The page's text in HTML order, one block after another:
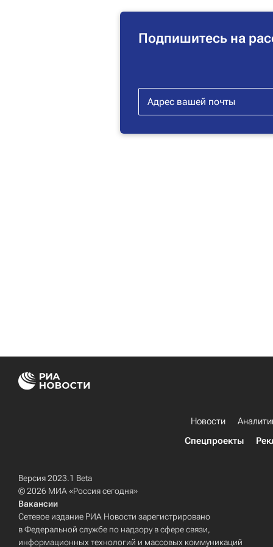
Подпишитесь на
Новости
Спецпроекты
Версия 2023.1 Beta
© 2026 МИА «Россия сегодня»
Вакансии
Сетевое издание РИА Новости зарегистрировано
в Федеральной службе по надзору в сфере связи,
информационных технологий и массовых коммуникаций